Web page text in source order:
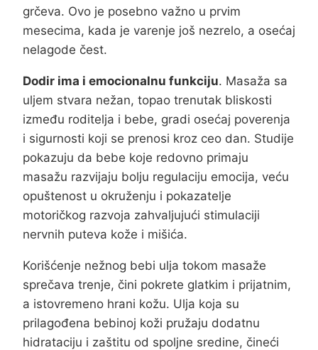
grčeva. Ovo je posebno važno u prvim
mesecima, kada je varenje još nezrelo, a osećaj
nelagode čest.
Dodir ima i emocionalnu funkciju. Masaža sa
uljem stvara nežan, topao trenutak bliskosti
između roditelja i bebe, gradi osećaj poverenja
i sigurnosti koji se prenosi kroz ceo dan. Studije
pokazuju da bebe koje redovno primaju
masažu razvijaju bolju regulaciju emocija, veću
opuštenost u okruženju i pokazatelje
motoričkog razvoja zahvaljujući stimulaciji
nervnih puteva kože i mišića.
Korišćenje nežnog bebi ulja tokom masaže
sprečava trenje, čini pokrete glatkim i prijatnim,
a istovremeno hrani kožu. Ulja koja su
prilagođena bebinoj koži pružaju dodatnu
hidrataciju i zaštitu od spoljne sredine, čineći